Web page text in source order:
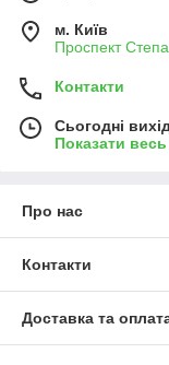
м. Київ
Проспект
Контакти
Сьогодні
Показати
Про нас
Контакти
Доставка та